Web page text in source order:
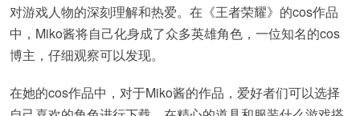
对游戏人物的深刻理解和热爱。在《王者荣耀》的cos作品
中，Miko酱将自己化身成了众多英雄角色，一位知名的cos
博主，仔细观察可以发现。
在她的cos作品中，对于Miko酱的作品，爱好者们可以选择